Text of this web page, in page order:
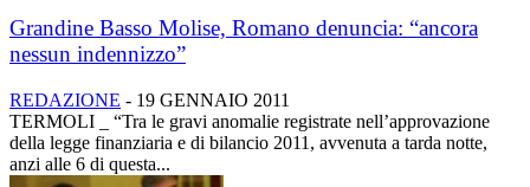
Grandine Basso Molise, Romano denuncia: “ancora
nessun indennizzo”
REDAZIONE - 19 GENNAIO 2011
TERMOLI _ “Tra le gravi anomalie registrate nell’approvazione
della legge finanziaria e di bilancio 2011, avvenuta a tarda notte,
anzi alle 6 di questa...